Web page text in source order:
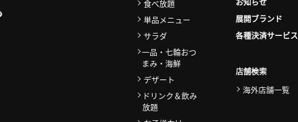
食べ放題
単品メニュー
サラダ
一品・七輪おつ
まみ・海鮮
デザート
ドリンク＆飲み
放題
展開ブランド
各種決済サービス
店舗検索
海外店舗一覧